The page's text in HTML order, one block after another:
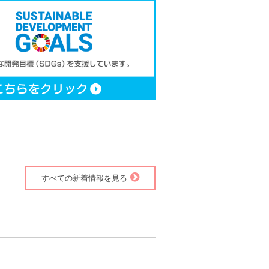
すべての新着情報を見る